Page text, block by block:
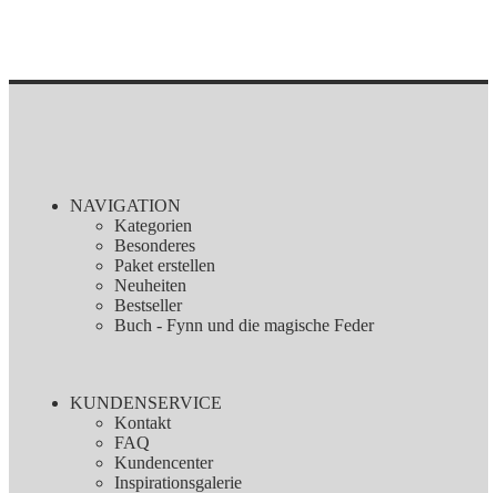
NAVIGATION
Kategorien
Besonderes
Paket erstellen
Neuheiten
Bestseller
Buch - Fynn und die magische Feder
KUNDENSERVICE
Kontakt
FAQ
Kundencenter
Inspirationsgalerie